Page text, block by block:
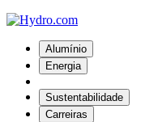
Alumínio
Energia
Sustentabilidade
Carreiras